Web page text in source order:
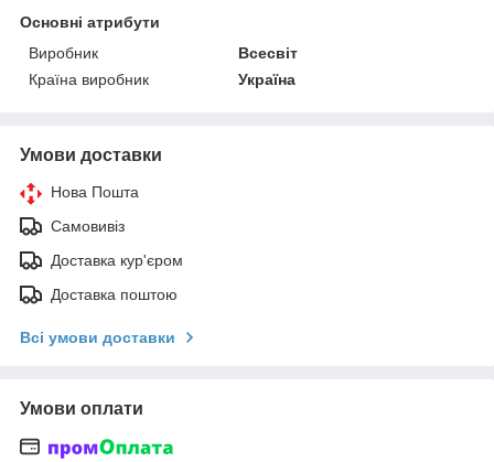
Основні атрибути
Виробник
Всесвіт
Країна виробник
Україна
Умови доставки
Нова Пошта
Самовивіз
Доставка кур'єром
Доставка поштою
Всі умови доставки
Умови оплати